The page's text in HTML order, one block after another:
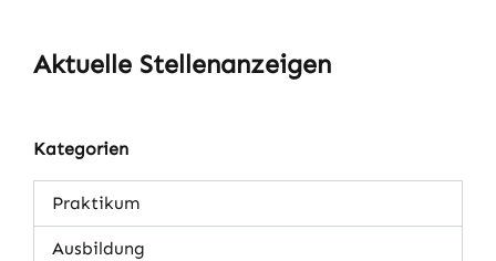
Aktuelle Stellenanzeigen
Kategorien
Praktikum
Ausbildung